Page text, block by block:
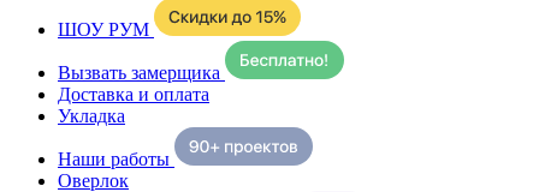
ШОУ РУМ
Вызвать замерщика
Доставка и оплата
Укладка
Наши работы
Оверлок